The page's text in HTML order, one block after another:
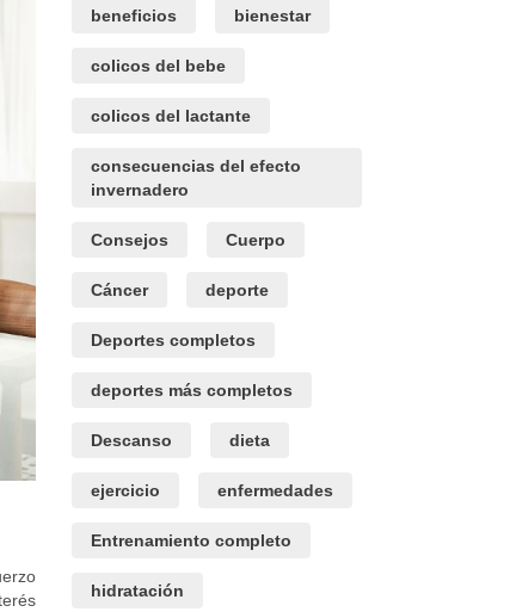
beneficios bienestar
colicos del bebe
colicos del lactante
consecuencias del efecto
invernadero
Consejos Cuerpo
Cáncer deporte
Deportes completos
deportes más completos
Descanso dieta
ejercicio enfermedades
Entrenamiento completo
hidratación